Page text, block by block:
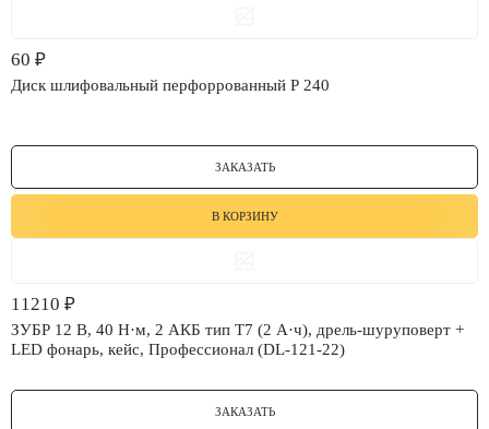
60 ₽
Диск шлифовальный перфоррованный P 240
ЗАКАЗАТЬ
В КОРЗИНУ
11210 ₽
ЗУБР 12 В, 40 Н·м, 2 АКБ тип Т7 (2 А·ч), дрель-шуруповерт +
LED фонарь, кейс, Профессионал (DL-121-22)
ЗАКАЗАТЬ